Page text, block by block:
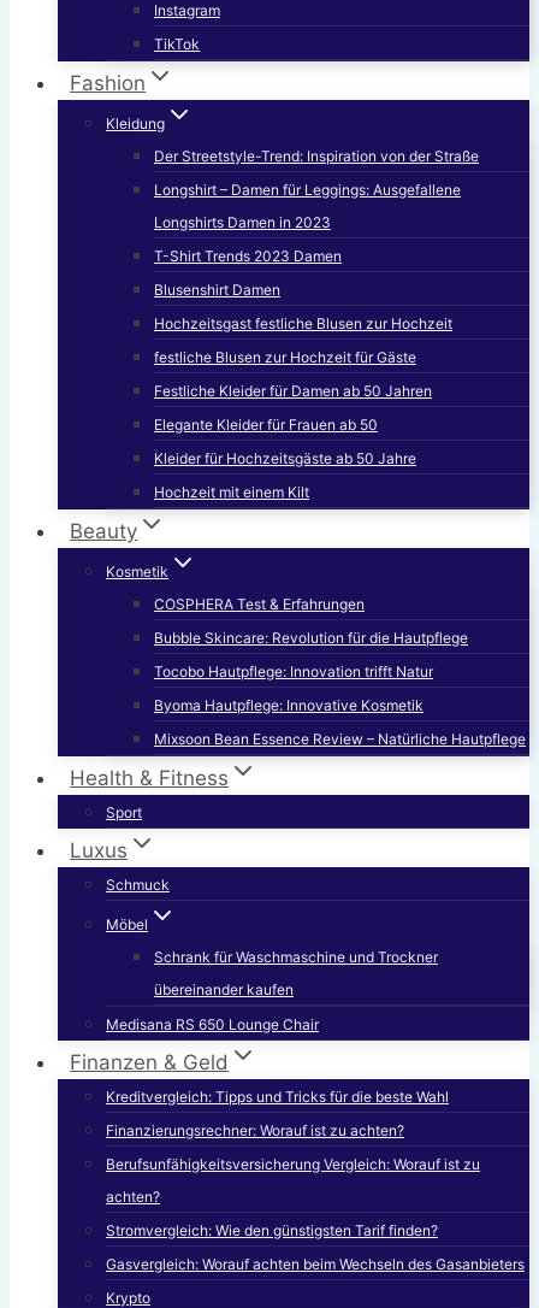
Instagram
TikTok
Fashion
Kleidung
Der Streetstyle-Trend: Inspiration von der Straße
Longshirt – Damen für Leggings: Ausgefallene
Longshirts Damen in 2023
T-Shirt Trends 2023 Damen
Blusenshirt Damen
Hochzeitsgast festliche Blusen zur Hochzeit
festliche Blusen zur Hochzeit für Gäste
Festliche Kleider für Damen ab 50 Jahren
Elegante Kleider für Frauen ab 50
Kleider für Hochzeitsgäste ab 50 Jahre
Hochzeit mit einem Kilt
Beauty
Kosmetik
COSPHERA Test & Erfahrungen
Bubble Skincare: Revolution für die Hautpflege
Tocobo Hautpflege: Innovation trifft Natur
Byoma Hautpflege: Innovative Kosmetik
Mixsoon Bean Essence Review – Natürliche Hautpflege
Health & Fitness
Sport
Luxus
Schmuck
Möbel
Schrank für Waschmaschine und Trockner
übereinander kaufen
Medisana RS 650 Lounge Chair
Finanzen & Geld
Kreditvergleich: Tipps und Tricks für die beste Wahl
Finanzierungsrechner: Worauf ist zu achten?
Berufsunfähigkeitsversicherung Vergleich: Worauf ist zu
achten?
Stromvergleich: Wie den günstigsten Tarif finden?
Gasvergleich: Worauf achten beim Wechseln des Gasanbieters
Krypto